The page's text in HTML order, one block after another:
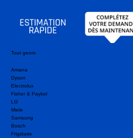
Tout genre
Amana
Dyson
Electrolux
Fisher & Paykel
LG
Miele
Samsung
Bosch
Frigidaire